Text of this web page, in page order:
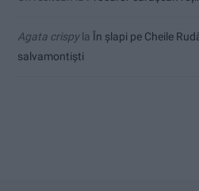
Agata crispyla În șlapi pe Cheile
salvamontiști